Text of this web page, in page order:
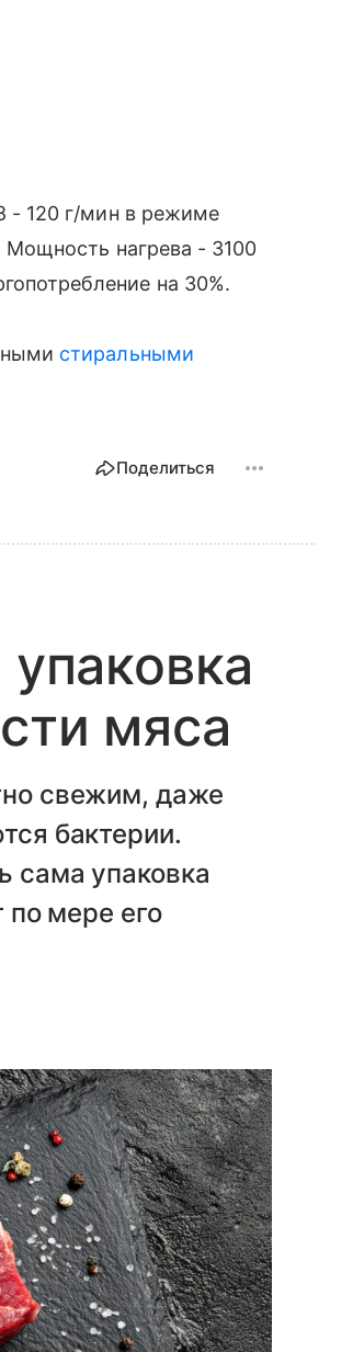
- 120 г/мин в режиме
Мощность нагрева - 3100
на 30%.
стиральными
Поделиться
мяса
свежим, даже
бактерии.
сама упаковка
по мере его